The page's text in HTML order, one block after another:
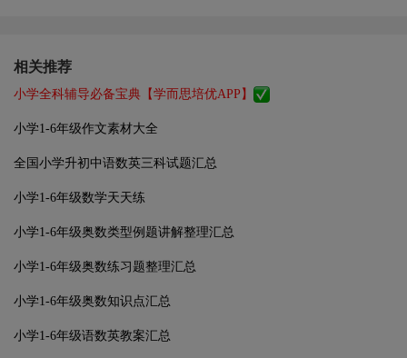
相关推荐
小学全科辅导必备宝典【学而思培优APP】
小学1-6年级作文素材大全
全国小学升初中语数英三科试题汇总
小学1-6年级数学天天练
小学1-6年级奥数类型例题讲解整理汇总
小学1-6年级奥数练习题整理汇总
小学1-6年级奥数知识点汇总
小学1-6年级语数英教案汇总